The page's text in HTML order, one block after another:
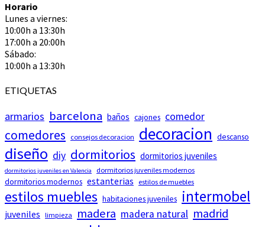
Horario
Lunes a viernes:
10:00h a 13:30h
17:00h a 20:00h
Sábado:
10:00h a 13:30h
ETIQUETAS
armarios barcelona baños cajones comedor
comedores consejos decoracion decoracion descanso
diseño diy dormitorios dormitorios juveniles
dormitorios juveniles en Valencia dormitorios juveniles modernos
dormitorios modernos estanterias estilos de muebles
estilos muebles habitaciones juveniles intermobel
juveniles limpieza madera madera natural madrid